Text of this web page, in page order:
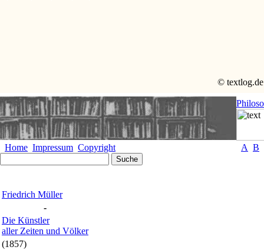
© textlog.de
Home Impressum Copyright A B
Friedrich Müller
-
Die Künstler
aller Zeiten und Völker
(1857)